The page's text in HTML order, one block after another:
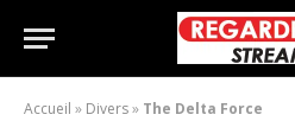
Accueil » Divers» The Delta Force